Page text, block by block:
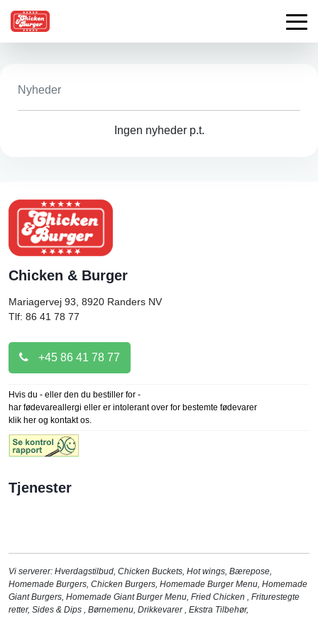
Nyheder
Ingen nyheder p.t.
Chicken & Burger
Mariagervej 93, 8920 Randers NV
Tlf: 86 41 78 77
+45 86 41 78 77
Hvis du - eller den du bestiller for -
har fødevareallergi eller er intolerant over for bestemte fødevarer
klik her og kontakt os.
Tjenester
Vi serverer: Hverdagstilbud, Chicken Buckets, Hot wings, Bærepose,
Homemade Burgers, Chicken Burgers, Homemade Burger Menu, Homemade
Giant Burgers, Homemade Giant Burger Menu, Fried Chicken , Friturestegte
retter, Sides & Dips , Børnemenu, Drikkevarer, Ekstra Tilbehør,